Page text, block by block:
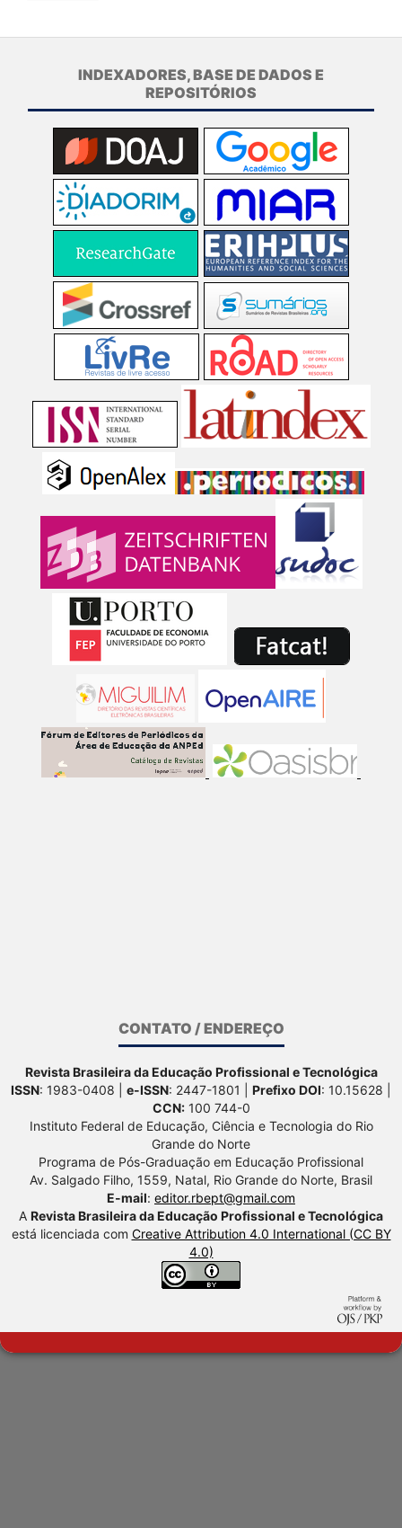
INDEXADORES, BASE DE DADOS E
REPOSITÓRIOS
CONTATO / ENDEREÇO
Revista Brasileira da Educação Profissional e Tecnológica
ISSN: 1983-0408 | e-ISSN: 2447-1801 | Prefixo DOI: 10.15628 |
CCN:100 744-0
Instituto Federal de Educação, Ciência e Tecnologia do Rio
Grande do Norte
Programa de Pós-Graduação em Educação Profissional
Av. Salgado Filho, 1559, Natal, Rio Grande do Norte, Brasil
E-mail: editor.rbept@gmail.com
A Revista Brasileira da Educação Profissional e Tecnológica
está licenciada com Creative Attribution 4.0 International (CC BY
4.0)